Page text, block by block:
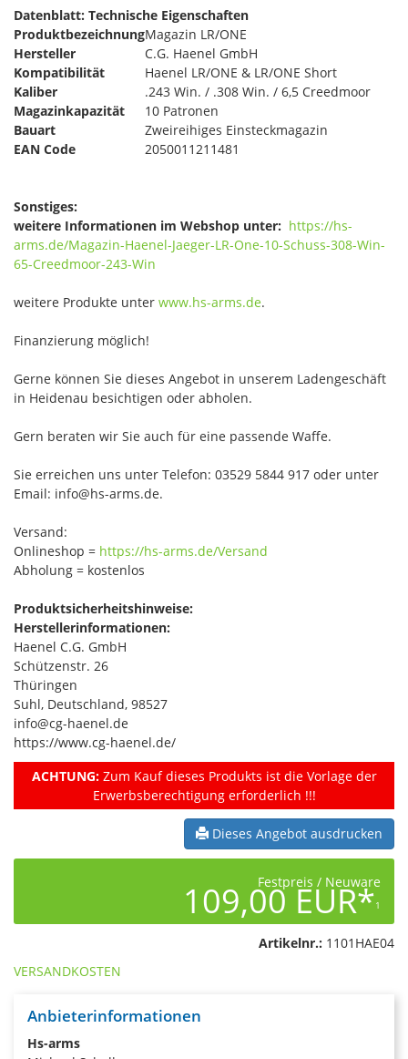
Datenblatt: Technische Eigenschaften
ProduktbezeichnungMagazin LR/ONE
Hersteller
C.G. Haenel GmbH
Kompatibilität
Haenel LR/ONE & LR/ONE Short
Kaliber
.243 Win. / .308 Win. / 6,5 Creedmoor
Magazinkapazität
10 Patronen
Bauart
Zweireihiges Einsteckmagazin
EAN Code
2050011211481
Sonstiges:
weitere Informationen im Webshop unter: https://hs-
arms.de/Magazin-Haenel-Jaeger-LR-One-10-Schuss-308-Win-
65-Creedmoor-243-Win
weitere Produkte unter www.hs-arms.de.
Finanzierung möglich!
Gerne können Sie dieses Angebot in unserem Ladengeschäft
in Heidenau besichtigen oder abholen.
Gern beraten wir Sie auch für eine passende Waffe.
Sie erreichen uns unter Telefon: 03529 5844 917 oder unter
Email: info@hs-arms.de.
Versand:
Onlineshop = https://hs-arms.de/Versand
Abholung = kostenlos
Produktsicherheitshinweise:
Herstellerinformationen:
Haenel C.G. GmbH
Schützenstr. 26
Thüringen
Suhl, Deutschland, 98527
info@cg-haenel.de
https://www.cg-haenel.de/
ACHTUNG:Zum Kauf dieses Produkts ist die Vorlage der
Erwerbsberechtigung erforderlich !!!
Dieses Angebot ausdrucken
Festpreis / Neuware
109,00 EUR*1
Artikelnr.: 1101HAE04
VERSANDKOSTEN
Anbieterinformationen
Hs-arms